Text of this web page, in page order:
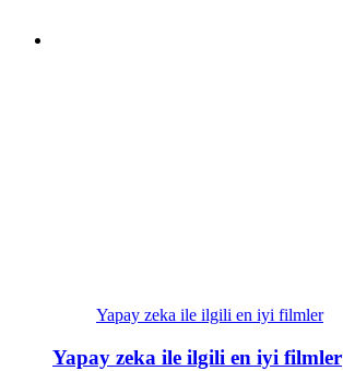
Yapay zeka ile ilgili en iyi filmler
Yapay zeka ile ilgili en iyi filmler